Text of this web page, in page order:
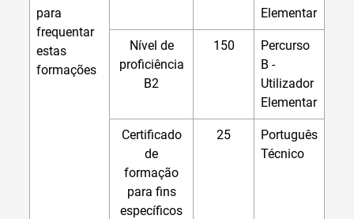
para
frequentar
estas
formações
Elementar
Nível de
proficiência
B2
150
Percurso
B -
Utilizador
Elementar
Certificado
de
formação
para fins
específicos
25
Português
Técnico